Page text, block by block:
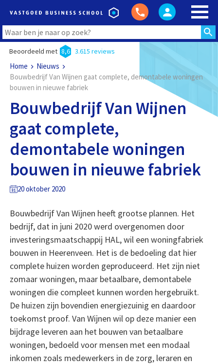
Beoordeeld met 8,6 3.615 reviews
Home
Nieuws
Bouwbedrijf Van Wijnen gaat complete, demontabele woningen
bouwen in nieuwe fabriek
Bouwbedrijf Van Wijnen
gaat complete,
demontabele woningen
bouwen in nieuwe fabriek
20 oktober 2020
Bouwbedrijf Van Wijnen heeft grootse plannen. Het
bedrijf, dat in juni 2020 werd overgenomen door
investeringsmaatschappij HAL, wil een woningfabriek
bouwen in Heerenveen. Het is de bedoeling dat hier
complete huizen worden geproduceerd. Het zijn niet
zomaar woningen, maar betaalbare, demontabele
woningen die compleet kunnen worden hergebruikt.
De huizen zijn bovendien energiezuinig en daardoor
toekomst proof. Van Wijnen wil op deze manier een
bijdrage leveren aan het bouwen van betaalbare
woningen, bedoeld voor mensen met een modaal
inkomen zoals medewerkers in de zorg, leraren en